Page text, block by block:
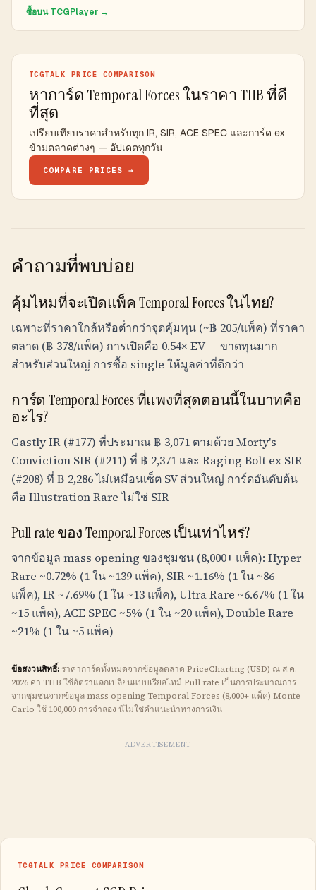
ซื้อบน TCGPlayer →
TCGTALK PRICE COMPARISON
หาการ์ด Temporal Forces ในราคา THB ที่ดี
ที่สุด
เปรียบเทียบราคาสำหรับทุก IR, SIR, ACE SPEC และการ์ด ex
ข้ามตลาดต่างๆ — อัปเดตทุกวัน
COMPARE PRICES →
คำถามที่พบบ่อย
คุ้มไหมที่จะเปิดแพ็ค Temporal Forces ในไทย?
เฉพาะที่ราคาใกล้หรือต่ำกว่าจุดคุ้มทุน (~฿ 205/แพ็ค) ที่ราคา
ตลาด (฿ 378/แพ็ค) การเปิดคือ 0.54× EV — ขาดทุนมาก
สำหรับส่วนใหญ่ การซื้อ single ให้มูลค่าที่ดีกว่า
การ์ด Temporal Forces ที่แพงที่สุดตอนนี้ในบาทคือ
อะไร?
Gastly IR (#177) ที่ประมาณ฿ 3,071 ตามด้วย Morty's
Conviction SIR (#211) ที่ ฿ 2,371 และ Raging Bolt ex SIR
(#208) ที่ ฿ 2,286ไม่เหมือนเซ็ต SV ส่วนใหญ่ การ์ดอันดับต้น
คือ Illustration Rare ไม่ใช่ SIR
Pull rate ของ Temporal Forces เป็นเท่าไหร่?
จากข้อมูล mass opening ของชุมชน (8,000+ แพ็ค): Hyper
Rare ~0.72% (1 ใน ~139 แพ็ค), SIR ~1.16% (1 ใน ~86
แพ็ค), IR ~7.69% (1 ใน ~13 แพ็ค), Ultra Rare ~6.67% (1 ใน
~15 แพ็ค), ACE SPEC ~5% (1 ใน ~20 แพ็ค), Double Rare
~21% (1 ใน ~5 แพ็ค)
ข้อสงวนสิทธิ์: ราคาการ์ดทั้งหมดจากข้อมูลตลาด PriceCharting (USD) ณ ส.ค.
2026 ค่า THB ใช้อัตราแลกเปลี่ยนแบบเรียลไทม์ Pull rate เป็นการประมาณการ
จากชุมชนจากข้อมูล mass opening Temporal Forces (8,000+ แพ็ค) Monte
Carlo ใช้ 100,000 การจำลอง นี่ไม่ใช่คำแนะนำทางการเงิน
ADVERTISEMENT
TCGTALK PRICE COMPARISON